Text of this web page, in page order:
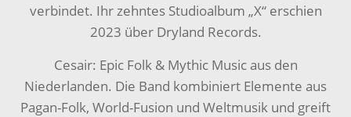
verbindet. Ihr zehntes Studioalbum „X“ erschien
2023 über Dryland Records.
Cesair: Epic Folk & Mythic Music aus den
Niederlanden. Die Band kombiniert Elemente aus
Pagan-Folk, World-Fusion und Weltmusik und greift